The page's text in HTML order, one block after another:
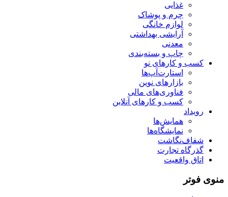
غذایی
چرم و پوشاک
لوازم خانگی
آرایشی بهداشتی
معدنی
چاپ و بسته‌بندی
کسب و کارهای نو
استارت‌آپ‌ها
بازارهای نوین
فناوری‌های مالی
کسب و کارهای آنلاین
رویداد
همایش‌ها
نمایشگاه‌ها
شفاف‌نگاشت
گذرگاه تجارت
اتاق واقعیت
منوی فوتر